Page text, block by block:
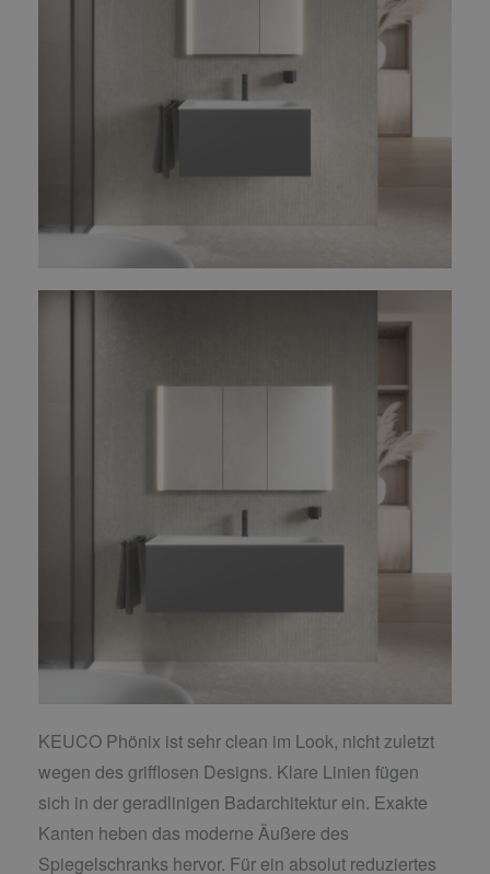
KEUCO Phönix ist sehr clean im Look, nicht zuletzt
wegen des grifflosen Designs. Klare Linien fügen
sich in der geradlinigen Badarchitektur ein. Exakte
Kanten heben das moderne Äußere des
Spiegelschranks hervor. Für ein absolut reduziertes